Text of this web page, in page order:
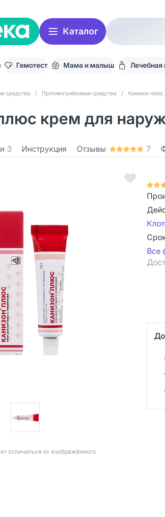
Каталог
Гемотест Мама и малыш Лечебная
средства / Противогрибковые средства / Канизон плюс
крем для
3 Инструкция Отзывы 7
отличаться от изображённого
Все